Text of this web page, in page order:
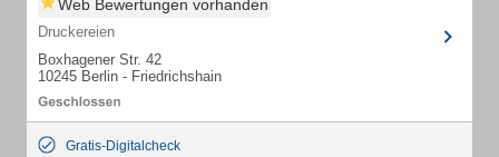
Web Bewertungen vorhanden
Druckereien
Boxhagener Str. 42
10245 Berlin - Friedrichshain
Gratis-Digitalcheck